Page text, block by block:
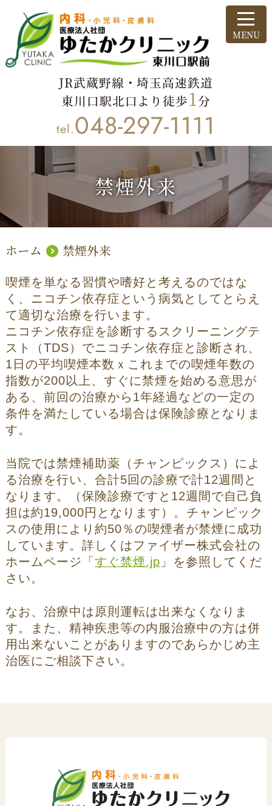
JR武蔵野線・埼玉高速鉄道
東川口駅北口より徒歩1分
tel.048-297-1111
禁煙外来
ホーム 禁煙外来
喫煙を単なる習慣や嗜好と考えるのではな
く、ニコチン依存症という病気としてとらえ
て適切な治療を行います。
ニコチン依存症を診断するスクリーニングテ
スト（TDS）でニコチン依存症と診断され、
1日の平均喫煙本数ｘこれまでの喫煙年数の
指数が200以上、すぐに禁煙を始める意思が
ある、前回の治療から1年経過などの一定の
条件を満たしている場合は保険診療となりま
す。
当院では禁煙補助薬（チャンピックス）によ
る治療を行い、合計5回の診療で計12週間と
なります。（保険診療ですと12週間で自己負
担は約19,000円となります）。チャンピック
スの使用により約50％の喫煙者が禁煙に成功
しています。詳しくはファイザー株式会社の
ホームページ「 すぐ禁煙.jp 」を参照してくだ
さい。
なお、治療中は原則運転は出来なくなりま
す。また、精神疾患等の内服治療中の方は併
用出来ないことがありますのであらかじめ主
治医にご相談下さい。